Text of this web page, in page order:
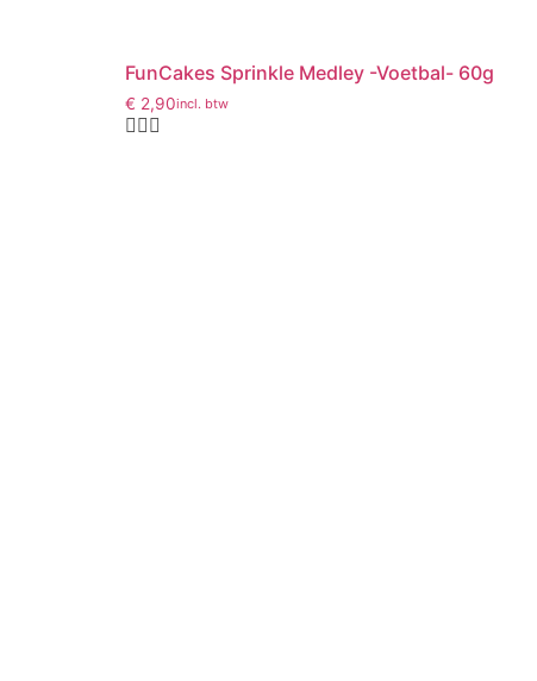
FunCakes Sprinkle Medley -Voetbal- 60g
€ 2,90incl. btw